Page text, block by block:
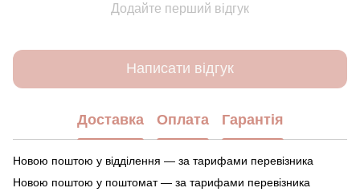
Додайте перший відгук
Написати відгук
Доставка Оплата Гарантія
Новою поштою у відділення — за тарифами перевізника
Новою поштою у поштомат — за тарифами перевізника